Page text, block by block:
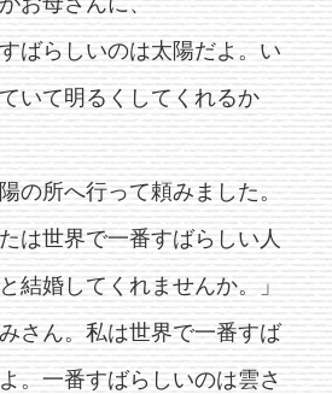
ばらしいのは太陽だよ。い
いて明るくしてくれるか
の所へ行って頼みました。
は世界で一番すばらしい人
結婚してくれませんか。」
さん。私は世界で一番すば
。一番すばらしいのは雲さ